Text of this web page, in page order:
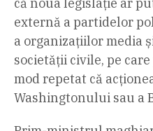
externă a partidelor
a organizațiilor media
societății civile, pe
mod repetat că
Washingtonului sau a